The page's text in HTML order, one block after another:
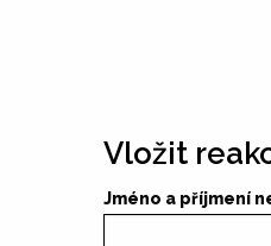
Vložit
Jméno a příjmení